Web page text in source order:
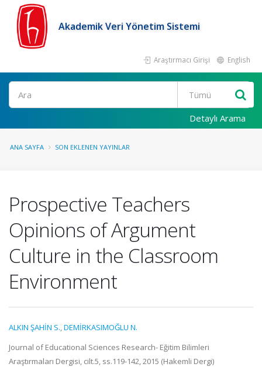
Akademik Veri Yönetim Sistemi
Araştırmacı Girişi English
Ara
Detaylı Arama
ANA SAYFA SON EKLENEN YAYINLAR
Prospective Teachers
Opinions of Argument
Culture in the Classroom
Environment
ALKIN ŞAHİN S.,DEMİRKASIMOĞLU N.
Journal of Educational Sciences Research- Eğitim Bilimleri
Araştırmaları Dergisi, cilt.5, ss.119-142, 2015 (Hakemli Dergi)